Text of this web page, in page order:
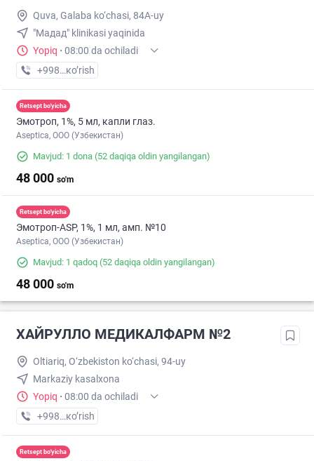
Quva, Galaba ko‘chasi, 84A-uy
"Мадад" klinikasi yaqinida
Yopiq · 08:00 da ochiladi
+998 (91) XXX-XX-XX
кo’rish
Retsept bo'yicha
Эмотроп, 1%, 5 мл, капли глаз.
Aseptica, ООО (Узбекистан)
Mavjud: 1 dona (52 daqiqa oldin yangilangan)
48 000 so'm
Retsept bo'yicha
Эмотроп-ASР, 1%, 1 мл, амп. №10
Aseptica, ООО (Узбекистан)
Mavjud: 1 qadoq (52 daqiqa oldin yangilangan)
48 000 so'm
ХАЙРУЛЛО МЕДИКАЛФАРМ №2
Oltiariq, O‘zbekiston ko‘chasi, 94-uy
Markaziy kasalxona
Yopiq · 08:00 da ochiladi
+998 (93) XXX-XX-XX
кo’rish
Retsept bo'yicha